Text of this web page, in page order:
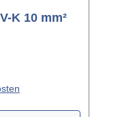
K 10 mm²